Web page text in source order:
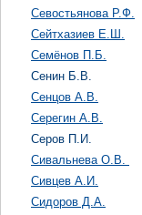
Севостьянова Р.Ф.
Сейтхазиев Е.Ш.
Семёнов П.Б.
Сенин Б.В.
Сенцов А.В.
Серегин А.В.
Серов П.И.
Сивальнева О.В.
Сивцев А.И.
Сидоров Д.А.